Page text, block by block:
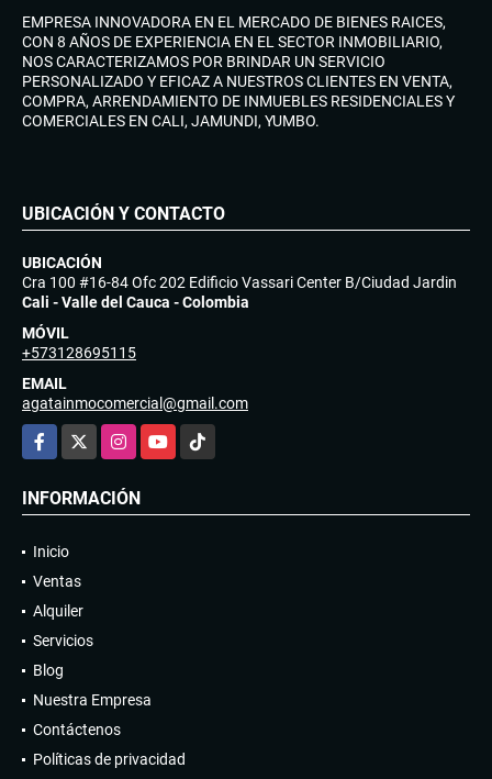
EMPRESA INNOVADORA EN EL MERCADO DE BIENES RAICES,
CON 8 AÑOS DE EXPERIENCIA EN EL SECTOR INMOBILIARIO,
NOS CARACTERIZAMOS POR BRINDAR UN SERVICIO
PERSONALIZADO Y EFICAZ A NUESTROS CLIENTES EN VENTA,
COMPRA, ARRENDAMIENTO DE INMUEBLES RESIDENCIALES Y
COMERCIALES EN CALI, JAMUNDI, YUMBO.
UBICACIÓN Y CONTACTO
UBICACIÓN
Cra 100 #16-84 Ofc 202 Edificio Vassari Center B/Ciudad Jardin
Cali - Valle del Cauca - Colombia
MÓVIL
+573128695115
EMAIL
agatainmocomercial@gmail.com
Facebook
InstagramYouTubeTikTok
INFORMACIÓN
Inicio
Ventas
Alquiler
Servicios
Blog
Nuestra Empresa
Contáctenos
Políticas de privacidad